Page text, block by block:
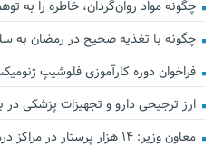
چگونه مواد روان‌گردان، خاطره را به
چگونه با تغذیه صحیح در رمضان به
فراخوان دوره کارآموزی فلوشیپ
ارز ترجیحی دارو و تجهیزات پزشکی در بودجه
معاون وزیر: ۱۴ هزار پرستار در مراکز درمانی کشور فعالیت می‌کنند